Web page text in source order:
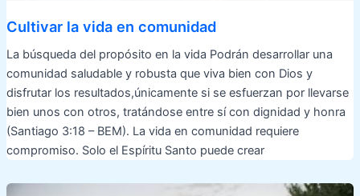
Cultivar la vida en comunidad
La búsqueda del propósito en la vida Podrán desarrollar una
comunidad saludable y robusta que viva bien con Dios y
disfrutar los resultados,únicamente si se esfuerzan por llevarse
bien unos con otros, tratándose entre sí con dignidad y honra
(Santiago 3:18 – BEM). La vida en comunidad requiere
compromiso. Solo el Espíritu Santo puede crear